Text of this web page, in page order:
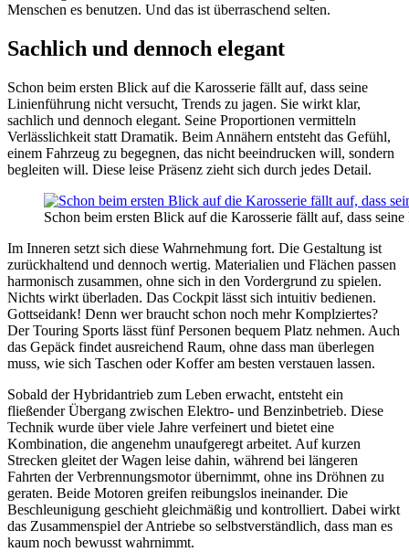
Menschen es benutzen. Und das ist überraschend selten.
Sachlich und dennoch elegant
Schon beim ersten Blick auf die Karosserie fällt auf, dass seine
Linienführung nicht versucht, Trends zu jagen. Sie wirkt klar,
sachlich und dennoch elegant. Seine Proportionen vermitteln
Verlässlichkeit statt Dramatik. Beim Annähern entsteht das Gefühl,
einem Fahrzeug zu begegnen, das nicht beeindrucken will, sondern
begleiten will. Diese leise Präsenz zieht sich durch jedes Detail.
Schon beim ersten Blick auf die Karosserie fällt auf, dass
Im Inneren setzt sich diese Wahrnehmung fort. Die Gestaltung ist
zurückhaltend und dennoch wertig. Materialien und Flächen passen
harmonisch zusammen, ohne sich in den Vordergrund zu spielen.
Nichts wirkt überladen. Das Cockpit lässt sich intuitiv bedienen.
Gottseidank! Denn wer braucht schon noch mehr Komplziertes?
Der Touring Sports lässt fünf Personen bequem Platz nehmen. Auch
das Gepäck findet ausreichend Raum, ohne dass man überlegen
muss, wie sich Taschen oder Koffer am besten verstauen lassen.
Sobald der Hybridantrieb zum Leben erwacht, entsteht ein
fließender Übergang zwischen Elektro- und Benzinbetrieb. Diese
Technik wurde über viele Jahre verfeinert und bietet eine
Kombination, die angenehm unaufgeregt arbeitet. Auf kurzen
Strecken gleitet der Wagen leise dahin, während bei längeren
Fahrten der Verbrennungsmotor übernimmt, ohne ins Dröhnen zu
geraten. Beide Motoren greifen reibungslos ineinander. Die
Beschleunigung geschieht gleichmäßig und kontrolliert. Dabei wirkt
das Zusammenspiel der Antriebe so selbstverständlich, dass man es
kaum noch bewusst wahrnimmt.